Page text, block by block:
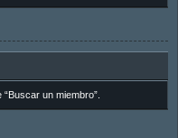
un miembro”.